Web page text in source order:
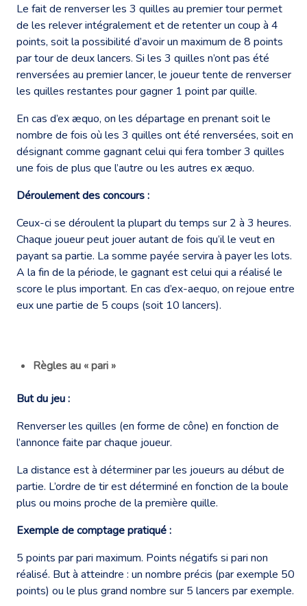
Le fait de renverser les 3 quilles au premier tour permet
de les relever intégralement et de retenter un coup à 4
points, soit la possibilité d’avoir un maximum de 8 points
par tour de deux lancers. Si les 3 quilles n’ont pas été
renversées au premier lancer, le joueur tente de renverser
les quilles restantes pour gagner 1 point par quille.
En cas d’ex æquo, on les départage en prenant soit le
nombre de fois où les 3 quilles ont été renversées, soit en
désignant comme gagnant celui qui fera tomber 3 quilles
une fois de plus que l’autre ou les autres ex æquo.
Déroulement des concours :
Ceux-ci se déroulent la plupart du temps sur 2 à 3 heures.
Chaque joueur peut jouer autant de fois qu’il le veut en
payant sa partie. La somme payée servira à payer les lots.
A la fin de la période, le gagnant est celui qui a réalisé le
score le plus important. En cas d’ex-aequo, on rejoue entre
eux une partie de 5 coups (soit 10 lancers).
Règles au « pari »
But du jeu :
Renverser les quilles (en forme de cône) en fonction de
l’annonce faite par chaque joueur.
La distance est à déterminer par les joueurs au début de
partie. L’ordre de tir est déterminé en fonction de la boule
plus ou moins proche de la première quille.
Exemple de comptage pratiqué :
5 points par pari maximum. Points négatifs si pari non
réalisé. But à atteindre : un nombre précis (par exemple 50
points) ou le plus grand nombre sur 5 lancers par exemple.